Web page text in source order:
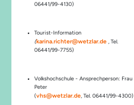
06441/99-4130)
Tourist-Information
(karina.richter@wetzlar.de , Tel.
06441/99-7755)
Volkshochschule - Ansprechperson: Frau
Peter
(vhs@wetzlar.de, Tel. 06441/99-4300)